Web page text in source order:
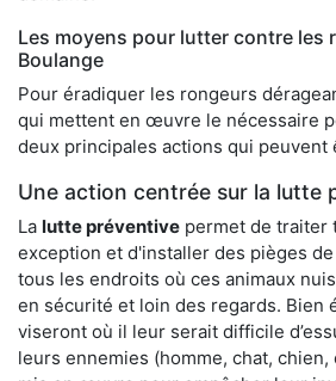
Les moyens pour lutter contre les
Boulange
Pour éradiquer les rongeurs
qui mettent en œuvre le nécessaire
deux principales actions qui peuvent
Une action centrée sur la lutte
La lutte préventive permet de traiter
exception et d'installer des pièges
tous les endroits où ces animaux
en sécurité et loin des regards. Bien
viseront où il leur serait difficile
leurs ennemies (homme, chat,